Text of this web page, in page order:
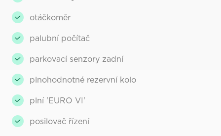
otáčkoměr
palubní počítač
parkovací senzory zadní
plnohodnotné rezervní kolo
plní 'EURO VI'
posilovač řízení